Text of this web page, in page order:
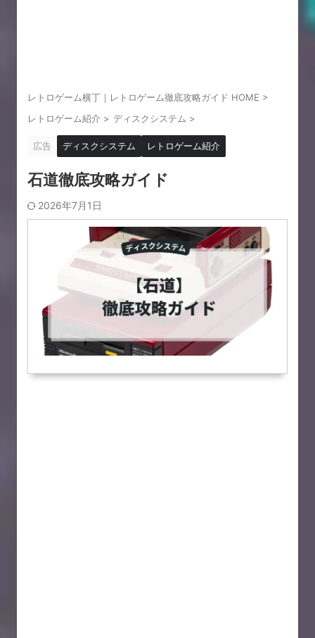
レトロゲーム横丁｜レトロゲーム徹底攻略ガイド HOME >
レトロゲーム紹介 > ディスクシステム >
広告 ディスクシステム レトロゲーム紹介
石道徹底攻略ガイド
2026年7月1日